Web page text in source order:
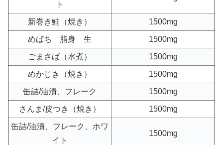
ト
新巻き鮭（焼き） 1500mg
めばち 脂身 生 1500mg
ごまさば（水煮） 1500mg
めかじき（焼き） 1500mg
缶詰/油漬、フレーク 1500mg
さんま/皮つき（焼き） 1500mg
缶詰/油漬、フレーク、ホワ
イト
1500mg